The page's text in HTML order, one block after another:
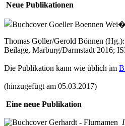
Neue Publikationen
Thomas Goller/Gerold Bönnen (Hg.):
Beilage, Marburg/Darmstadt 2016;
Die Publikation kann wie üblich im
(hinzugefügt am 05.03.2017)
Eine neue Publikation